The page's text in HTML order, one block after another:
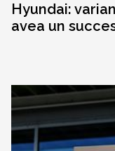
Hyundai:
avea un